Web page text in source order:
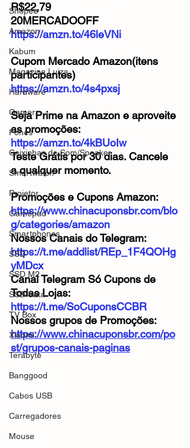
Shopee
Amazon
Kabum
Magazine Luiza
Hardware
Gamer
Fones
Caixinhas de Som/Speaker
Smartwatch
Projetor
Gamepad
Smartphones
SSD
SSD M2
SSD Sata
TV Box
Xiaomi
Terabyte
Banggood
Cabos USB
Carregadores
Mouse
R$22,79
20MERCADOOFF
https://amzn.to/46leVNi
Cupom Mercado Amazon(itens
participantes)
https://amzn.to/4s4pxsj
Seja Prime na Amazon e aproveite
as promoções:
https://amzn.to/4kBUoIw
Teste Grátis por 30 dias. Cancele
a qualquer momento.
Promoções e Cupons Amazon:
https://www.chinacuponsbr.com/blo
g/categories/amazon
Nossos Canais do Telegram:
https://t.me/addlist/REp_1F4QOHg
yMDcx
Canal Telegram Só Cupons de
Todas Lojas:
https://t.me/SoCuponsCCBR
Nossos grupos de Promoções:
https://www.chinacuponsbr.com/po
st/grupos-canais-paginas